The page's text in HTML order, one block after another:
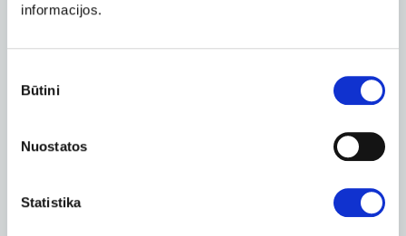
informacijos.
pasirinkimas
Būtini
Nuostatos
Statistika
talpinimo planai